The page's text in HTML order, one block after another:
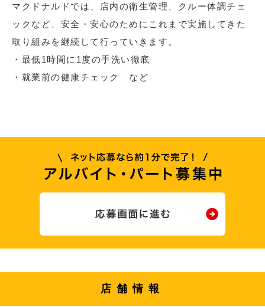
マクドナルドでは、店内の衛生管理、クルー体調チェ
ックなど、安全・安心のためにこれまで実施してきた
取り組みを継続して行っていきます。
・最低1時間に1度の手洗い徹底
・就業前の健康チェック など
店舗情報